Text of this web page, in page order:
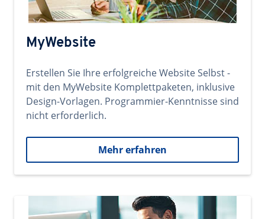
MyWebsite
Erstellen Sie Ihre erfolgreiche Website Selbst -
mit den MyWebsite Komplettpaketen, inklusive
Design-Vorlagen. Programmier-Kenntnisse sind
nicht erforderlich.
Mehr erfahren